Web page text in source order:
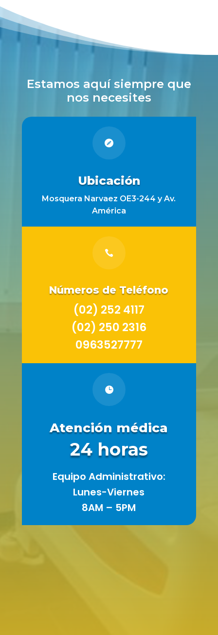
Estamos aquí siempre que
nos necesites

Ubicación
Mosquera Narvaez OE3-244 y Av.
América

Números de Teléfono
(02) 252 4117
(02) 250 2316
0963527777

Atención médica
24 horas
Equipo Administrativo:
Lunes-Viernes
8AM – 5PM